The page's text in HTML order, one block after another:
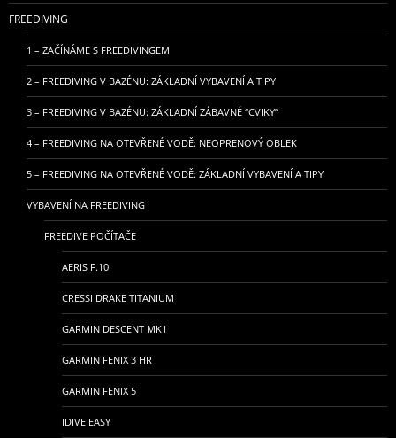
FREEDIVING
1 – ZAČÍNÁME S FREEDIVINGEM
2 – FREEDIVING V BAZÉNU: ZÁKLADNÍ VYBAVENÍ A TIPY
3 – FREEDIVING V BAZÉNU: ZÁKLADNÍ ZÁBAVNÉ “CVIKY”
4 – FREEDIVING NA OTEVŘENÉ VODĚ: NEOPRENOVÝ OBLEK
5 – FREEDIVING NA OTEVŘENÉ VODĚ: ZÁKLADNÍ VYBAVENÍ A TIPY
VYBAVENÍ NA FREEDIVING
FREEDIVE POČÍTAČE
AERIS F.10
CRESSI DRAKE TITANIUM
GARMIN DESCENT MK1
GARMIN FENIX 3 HR
GARMIN FENIX 5
IDIVE EASY